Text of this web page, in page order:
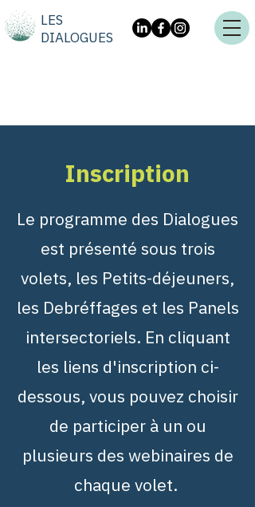
LES
DIALOGUES
Inscription
Le programme des Dialogues
est présenté sous trois
volets, les Petits-déjeuners,
les Debréffages et les Panels
intersectoriels. En cliquant
les liens d'inscription ci-
dessous, vous pouvez choisir
de participer à un ou
plusieurs des webinaires de
chaque volet.